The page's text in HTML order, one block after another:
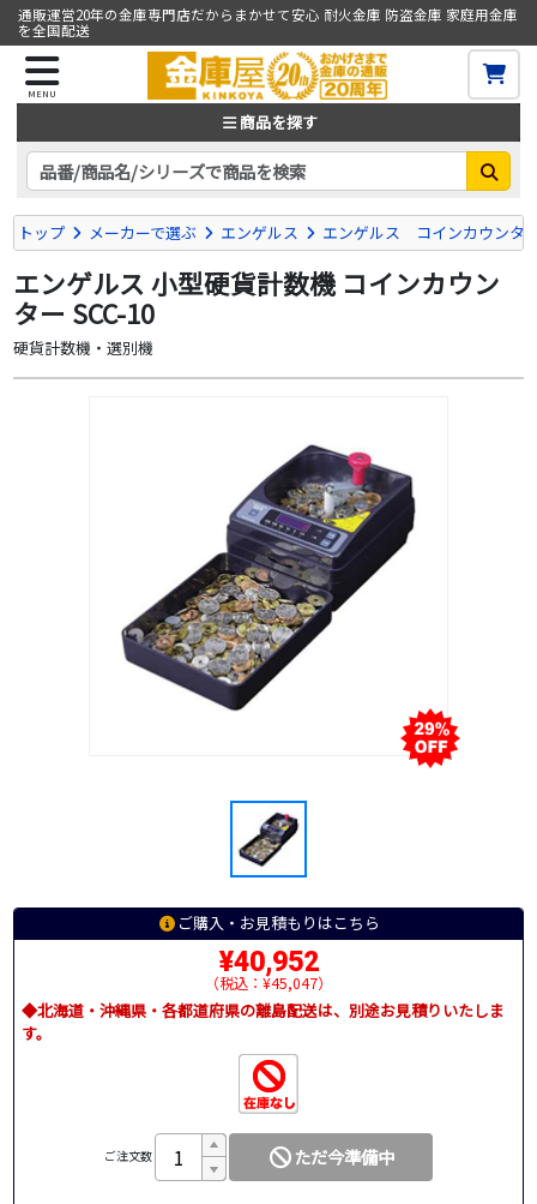
通販運営20年の金庫専門店だからまかせて安心 耐火金庫 防盗金庫 家庭用金庫
を全国配送
MENU
商品を探す
トップ メーカーで選ぶ エンゲルス エンゲルス コインカウンタ
エンゲルス 小型硬貨計数機 コインカウン
ター SCC-10
硬貨計数機・選別機
ご購入・お見積もりはこちら
¥40,952
（税込：¥45,047）
◆北海道・沖縄県・各都道府県の離島配送は、別途お見積りいたしま
す。
ご注文数 ただ今準備中